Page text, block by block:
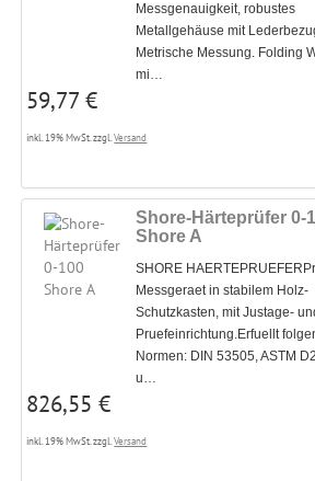
Messgenauigkeit, robustes
Metallgehäuse mit
Metrische Messung. Folding
mi…
59,77 €
inkl. 19% MwSt. zzgl.Versand
Shore-Härteprüfer 0-
Shore A
SHORE
Messgeraet in stabilem Holz-
Schutzkasten, mit Justage-
Pruefeinrichtung.Erfuellt
Normen: DIN 53505, ASTM
u…
826,55 €
inkl. 19% MwSt. zzgl.Versand